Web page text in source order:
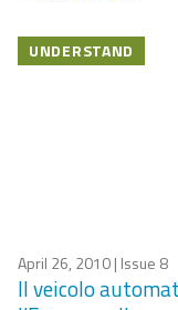
UNDERSTAND
April 26, 2010| Issue 8
Il veicolo